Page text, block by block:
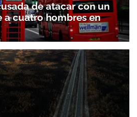
de atacar con un
a cuatro hombres en